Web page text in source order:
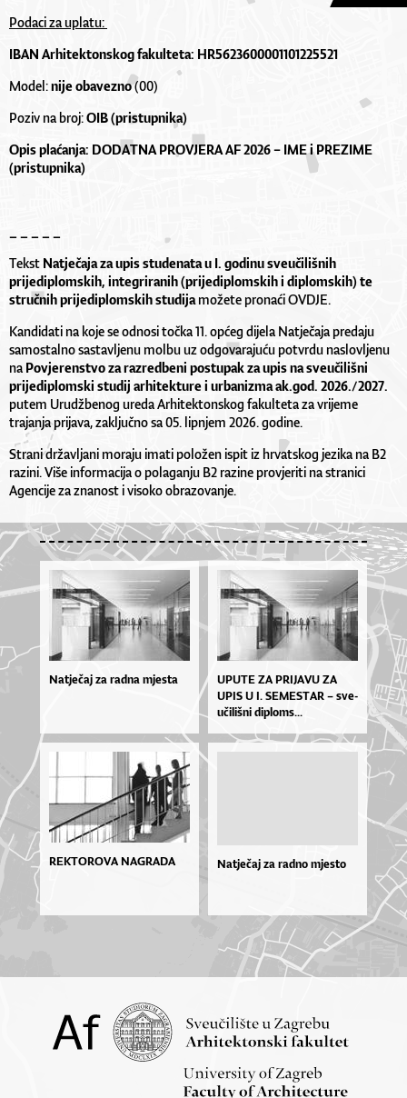
Podaci za uplatu:
IBAN Arhitektonskog fakulteta: HR5623600001101225521
Model:nije obavezno(00)
Poziv na broj:OIB(pristupnika)
Opis plaćanja: DODATNA PROVJERA AF 2026 – IME i PREZIME
(pristupnika)
Tekst Natječaja za upis studenata u I. godinu sveučilišnih
prijediplomskih, integriranih (prijediplomskih i diplomskih) te
stručnih prijediplomskihstudijamožete pronaćiOVDJE.
Kandidati na koje se odnosi točka 11. općeg dijela Natječaja predaju
samostalno sastavljenu molbu uz odgovarajuću potvrdu naslovljenu
na Povjerenstvo za razredbeni postupak za upis na sveučilišni
prijediplomski studij arhitekture i urbanizma ak.god. 2026./2027.
putem Urudžbenog ureda Arhitektonskog fakulteta za vrijeme
trajanja prijava, zaključno sa 05. lipnjem 2026. godine.
Strani državljani moraju imati položen ispit iz hrvatskog jezika na B2
razini. Više informacija o polaganju B2 razine provjeriti na stranici
Agencije za znanost i visoko obrazovanje.
Natječaj za radna mjesta
UPU­TE ZA PRI­JA­VU ZA
UPIS U I. SE­MES­TAR – sve­
u­či­liš­ni di­plo­ms...
REKTOROVA NAGRADA Natječaj za radno mjesto